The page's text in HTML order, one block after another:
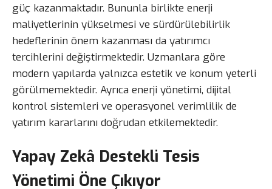
güç kazanmaktadır. Bununla birlikte enerji
maliyetlerinin yükselmesi ve sürdürülebilirlik
hedeflerinin önem kazanması da yatırımcı
tercihlerini değiştirmektedir. Uzmanlara göre
modern yapılarda yalnızca estetik ve konum yeterli
görülmemektedir. Ayrıca enerji yönetimi, dijital
kontrol sistemleri ve operasyonel verimlilik de
yatırım kararlarını doğrudan etkilemektedir.
Yapay Zekâ Destekli Tesis
Yönetimi Öne Çıkıyor